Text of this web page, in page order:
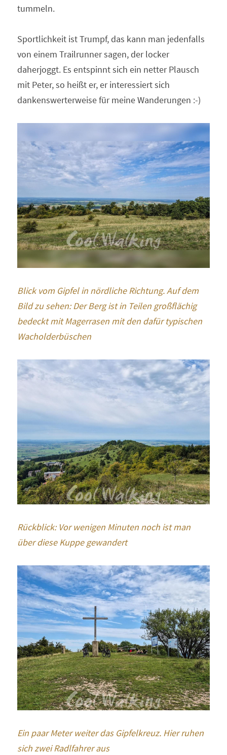
tummeln.
Sportlichkeit ist Trumpf, das kann man jedenfalls
von einem Trailrunner sagen, der locker
daherjoggt. Es entspinnt sich ein netter Plausch
mit Peter, so heißt er, er interessiert sich
dankenswerterweise für meine Wanderungen :-)
Blick vom Gipfel in nördliche Richtung. Auf dem
Bild zu sehen: Der Berg ist in Teilen großflächig
bedeckt mit Magerrasen mit den dafür typischen
Wacholderbüschen
Rückblick: Vor wenigen Minuten noch ist man
über diese Kuppe gewandert
Ein paar Meter weiter das Gipfelkreuz. Hier ruhen
sich zwei Radlfahrer aus